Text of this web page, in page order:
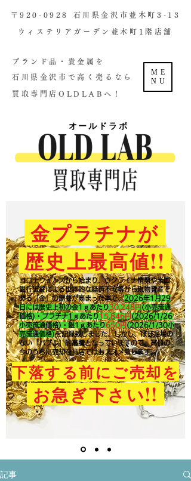
ME
NU
金プラチナが
歴史上最高値!!
コロナウイルスから始まり、ウクライナ情勢や米国
銀行破綻による世界的な経済不安等から現物資産で
ある「金」の需要が高まった事で、2026年1月29
日には歴史上初の金1ｇあたり30,248円 (小売流通
価格)・プラチナ1ｇあたり15,846円 (2026/1/26
小売流通価格)・銀1ｇあたり650円 (2026/1/30小
売流通価格)を記録致しました。​しかし、ほぼ足場の
ない「バブル」的高騰となっていますので、高値の
今のうちに売却を当店ではおススメ致します。
下落する前にご売却を
お急ぎ下さい!!
​〒920-0928 石川県金沢市並木町3-13
ウィステリアガーデン並木町1階店舗​
ブランド品・貴金属を
石川県金沢市で高く売るなら
買取専門店OLDLABへ！
オールドラボ
記事